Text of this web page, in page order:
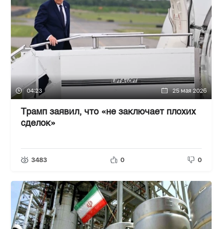
04:23 25 мая 2026
Трамп заявил, что «не заключает плохих
сделок»
3483 0 0